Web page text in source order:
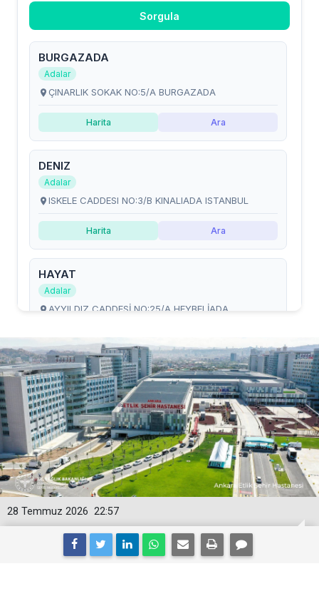
22:57
28 Temmuz 2026